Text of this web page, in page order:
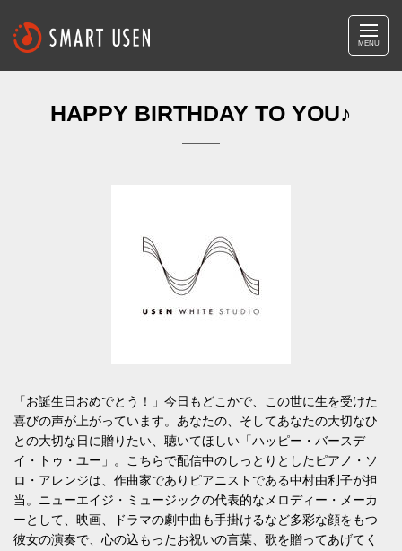
MENU
HAPPY BIRTHDAY TO YOU♪
「お誕生日おめでとう！」今日もどこかで、この世に生を受けた
喜びの声が上がっています。あなたの、そしてあなたの大切なひ
との大切な日に贈りたい、聴いてほしい「ハッピー・バースデ
イ・トゥ・ユー」。こちらで配信中のしっとりとしたピアノ・ソ
ロ・アレンジは、作曲家でありピアニストである中村由利子が担
当。ニューエイジ・ミュージックの代表的なメロディー・メーカ
ーとして、映画、ドラマの劇中曲も手掛けるなど多彩な顔をもつ
彼女の演奏で、心の込もったお祝いの言葉、歌を贈ってあげてく